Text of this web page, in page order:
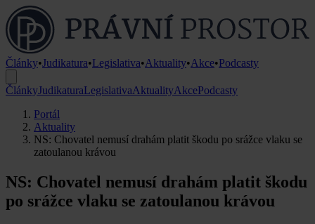
Články•Judikatura•Legislativa•Aktuality•Akce•Podcasty
ČlánkyJudikaturaLegislativaAktualityAkcePodcasty
Portál
Aktuality
NS: Chovatel nemusí drahám platit škodu po srážce vlaku se
zatoulanou krávou
NS: Chovatel nemusí drahám platit škodu
po srážce vlaku se zatoulanou krávou